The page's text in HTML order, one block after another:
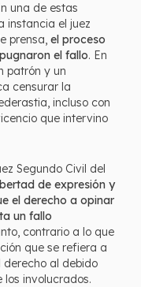
una de estas
instancia el juez
prensa, el proceso
el fallo. En
patrón y un
censurar la
incluso con
que intervino
Segundo Civil del
de expresión y
el derecho a opinar
un fallo
contrario a lo que
que se refiera a
derecho al debido
los involucrados.